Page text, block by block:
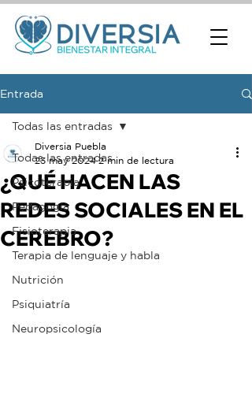
Entrada
Todas las entradas
Psicoterapia
Pedagogía
Fisioterapia
Terapia de lenguaje y habla
Nutrición
Psiquiatría
Neuropsicología
Todas las entradas
¿QUÉ HACEN LAS
REDES SOCIALES EN EL
CEREBRO?
Diversia Puebla
23 may 2024 2 min de lectura